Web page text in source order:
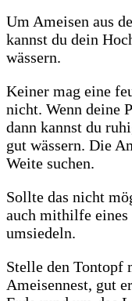
Um Ameisen aus
kannst du dein
wässern.
Keiner mag eine
nicht. Wenn deine
dann kannst du
gut wässern. Die
Weite suchen.
Sollte das nicht
auch mithilfe
umsiedeln.
Stelle den Tontopf
Ameisennest, gut